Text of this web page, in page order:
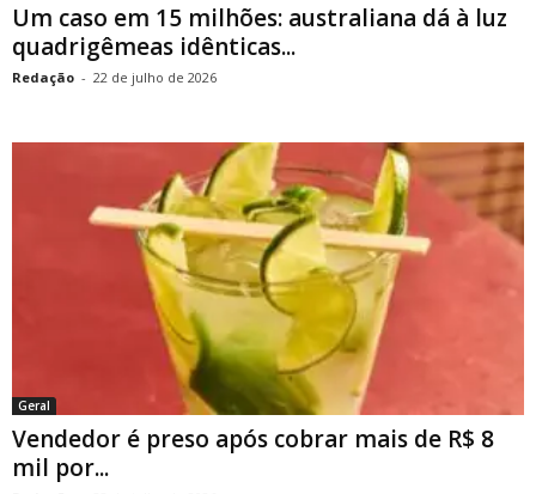
Um caso em 15 milhões: australiana dá à luz
quadrigêmeas idênticas...
Redação - 22 de julho de 2026
Geral
Vendedor é preso após cobrar mais de R$ 8
mil por...